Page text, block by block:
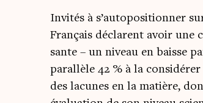
Invi­tés à s’autopositionner
Fran­çais déclarent avoir une
sante – un niveau en baisse
paral­lèle 42 % à la
des lacunes en la matière,